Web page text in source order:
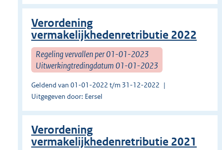
Verordening
vermakelijkhedenretributie 2022
Regeling vervallen per 01-01-2023
Uitwerkingtredingdatum 01-01-2023
Geldend van 01-01-2022 t/m 31-12-2022
Uitgegeven door: Eersel
Verordening
vermakelijkhedenretributie 2021